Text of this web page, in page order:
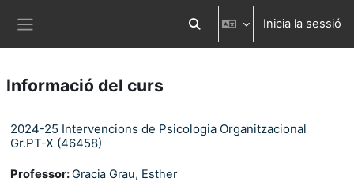
Commuta l'entrada de la cerca
Inicia la sessió
Informació del curs
2024-25 Intervencions de Psicologia Organitzacional
Gr.PT-X (46458)
Professor:Gracia Grau, Esther